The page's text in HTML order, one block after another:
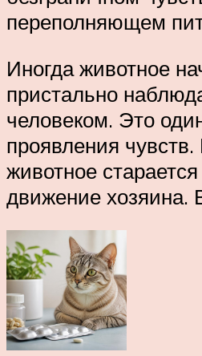
переполняющем
Иногда животное
пристально
человеком. Это
проявления чувств.
животное
движение хозяина.